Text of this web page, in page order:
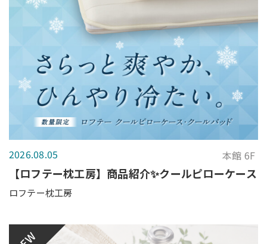
2026.08.05 本館 6F
【ロフテー枕工房】商品紹介✨クールピローケース
ロフテー枕工房